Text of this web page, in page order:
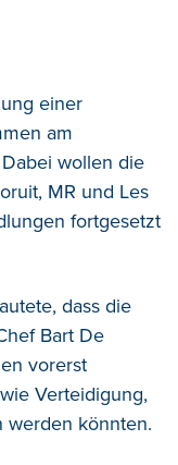
einer
am
Dabei wollen die
MR und Les
fortgesetzt
dass die
Bart De
vorerst
Verteidigung,
werden könnten.